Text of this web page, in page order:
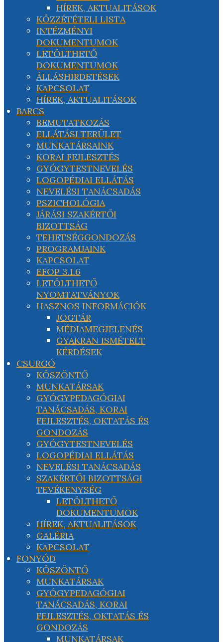
HÍREK, AKTUALITÁSOK
KÖZZÉTÉTELI LISTA
INTÉZMÉNYI
DOKUMENTUMOK
LETÖLTHETŐ
DOKUMENTUMOK
ÁLLÁSHIRDETÉSEK
KAPCSOLAT
HÍREK, AKTUALITÁSOK
BARCS
BEMUTATKOZÁS
ELLÁTÁSI TERÜLET
MUNKATÁRSAINK
KORAI FEJLESZTÉS
GYÓGYTESTNEVELÉS
LOGOPÉDIAI ELLÁTÁS
NEVELÉSI TANÁCSADÁS
PSZICHOLÓGIA
JÁRÁSI SZAKÉRTŐI
BIZOTTSÁG
TEHETSÉGGONDOZÁS
PROGRAMJAINK
KAPCSOLAT
EFOP 3.1.6
LETÖLTHETŐ
NYOMTATVÁNYOK
HASZNOS INFORMÁCIÓK
JOGTÁR
MÉDIAMEGJELENÉS
GYAKRAN ISMÉTELT
KÉRDÉSEK
CSURGÓ
KÖSZÖNTŐ
MUNKATÁRSAK
GYÓGYPEDAGÓGIAI
TANÁCSADÁS, KORAI
FEJLESZTÉS, OKTATÁS ÉS
GONDOZÁS
GYÓGYTESTNEVELÉS
LOGOPÉDIAI ELLÁTÁS
NEVELÉSI TANÁCSADÁS
SZAKÉRTŐI BIZOTTSÁGI
TEVÉKENYSÉG
LETÖLTHETŐ
DOKUMENTUMOK
HÍREK, AKTUALITÁSOK
GALÉRIA
KAPCSOLAT
FONYÓD
KÖSZÖNTŐ
MUNKATÁRSAK
GYÓGYPEDAGÓGIAI
TANÁCSADÁS, KORAI
FEJLESZTÉS, OKTATÁS ÉS
GONDOZÁS
MUNKATÁRSAK